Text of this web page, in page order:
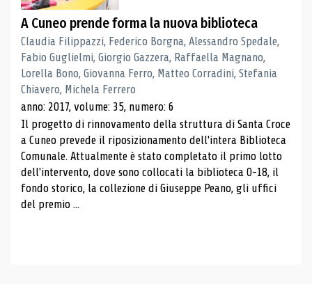
A Cuneo prende forma la nuova biblioteca
Claudia Filippazzi, Federico Borgna, Alessandro Spedale,
Fabio Guglielmi, Giorgio Gazzera, Raffaella Magnano,
Lorella Bono, Giovanna Ferro, Matteo Corradini, Stefania
Chiavero, Michela Ferrero
anno: 2017, volume: 35, numero: 6
Il progetto di rinnovamento della struttura di Santa Croce
a Cuneo prevede il riposizionamento dell'intera Biblioteca
Comunale. Attualmente è stato completato il primo lotto
dell'intervento, dove sono collocati la biblioteca 0-18, il
fondo storico, la collezione di Giuseppe Peano, gli uffici
del premio ...